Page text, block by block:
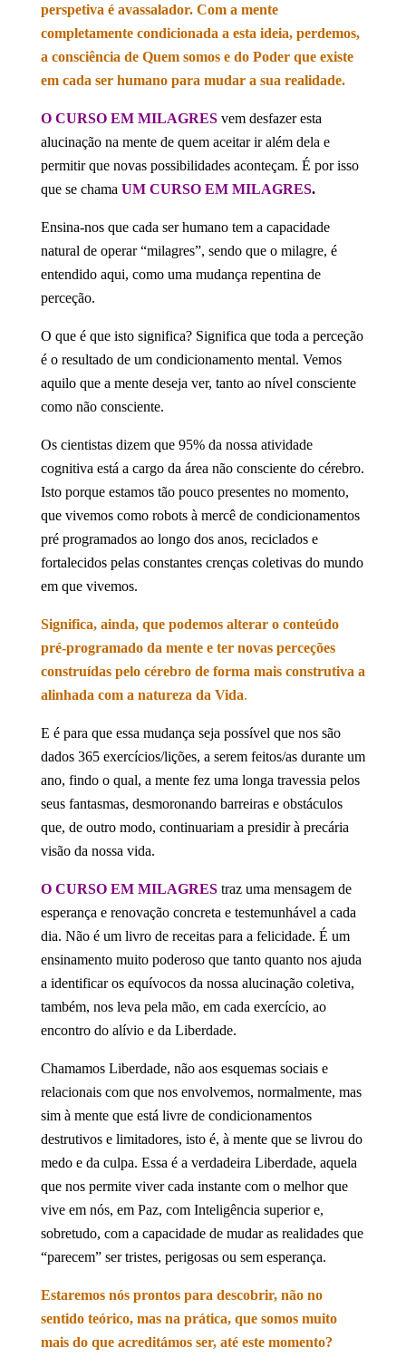
perspetiva é avassalador. Com a mente
completamente condicionada a esta ideia, perdemos,
a consciência de Quem somos e do Poder que existe
em cada ser humano para mudar a sua realidade.
O CURSO EM MILAGRES vem desfazer esta
alucinação na mente de quem aceitar ir além dela e
permitir que novas possibilidades aconteçam. É por isso
que se chama UM CURSO EM MILAGRES.
Ensina-nos que cada ser humano tem a capacidade
natural de operar “milagres”, sendo que o milagre, é
entendido aqui, como uma mudança repentina de
perceção.
O que é que isto significa? Significa que toda a perceção
é o resultado de um condicionamento mental. Vemos
aquilo que a mente deseja ver, tanto ao nível consciente
como não consciente.
Os cientistas dizem que 95% da nossa atividade
cognitiva está a cargo da área não consciente do cérebro.
Isto porque estamos tão pouco presentes no momento,
que vivemos como robots à mercê de condicionamentos
pré programados ao longo dos anos, reciclados e
fortalecidos pelas constantes crenças coletivas do mundo
em que vivemos.
Significa, ainda, que podemos alterar o conteúdo
pré-programado da mente e ter novas perceções
construídas pelo cérebro de forma mais construtiva a
alinhada com a natureza da Vida.
E é para que essa mudança seja possível que nos são
dados 365 exercícios/lições, a serem feitos/as durante um
ano, findo o qual, a mente fez uma longa travessia pelos
seus fantasmas, desmoronando barreiras e obstáculos
que, de outro modo, continuariam a presidir à precária
visão da nossa vida.
O CURSO EM MILAGRES traz uma mensagem de
esperança e renovação concreta e testemunhável a cada
dia. Não é um livro de receitas para a felicidade. É um
ensinamento muito poderoso que tanto quanto nos ajuda
a identificar os equívocos da nossa alucinação coletiva,
também, nos leva pela mão, em cada exercício, ao
encontro do alívio e da Liberdade.
Chamamos Liberdade, não aos esquemas sociais e
relacionais com que nos envolvemos, normalmente, mas
sim à mente que está livre de condicionamentos
destrutivos e limitadores, isto é, à mente que se livrou do
medo e da culpa. Essa é a verdadeira Liberdade, aquela
que nos permite viver cada instante com o melhor que
vive em nós, em Paz, com Inteligência superior e,
sobretudo, com a capacidade de mudar as realidades que
“parecem” ser tristes, perigosas ou sem esperança.
Estaremos nós prontos para descobrir, não no
sentido teórico, mas na prática, que somos muito
mais do que acreditámos ser, até este momento?